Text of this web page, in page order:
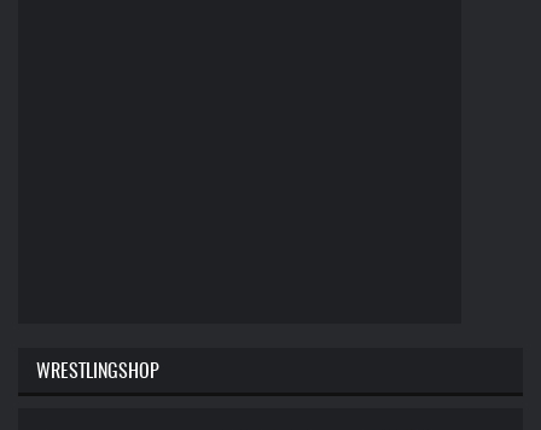
WRESTLINGSHOP